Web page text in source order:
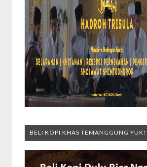
BELI KOPI KHAS TEMANGGUNG YUK!